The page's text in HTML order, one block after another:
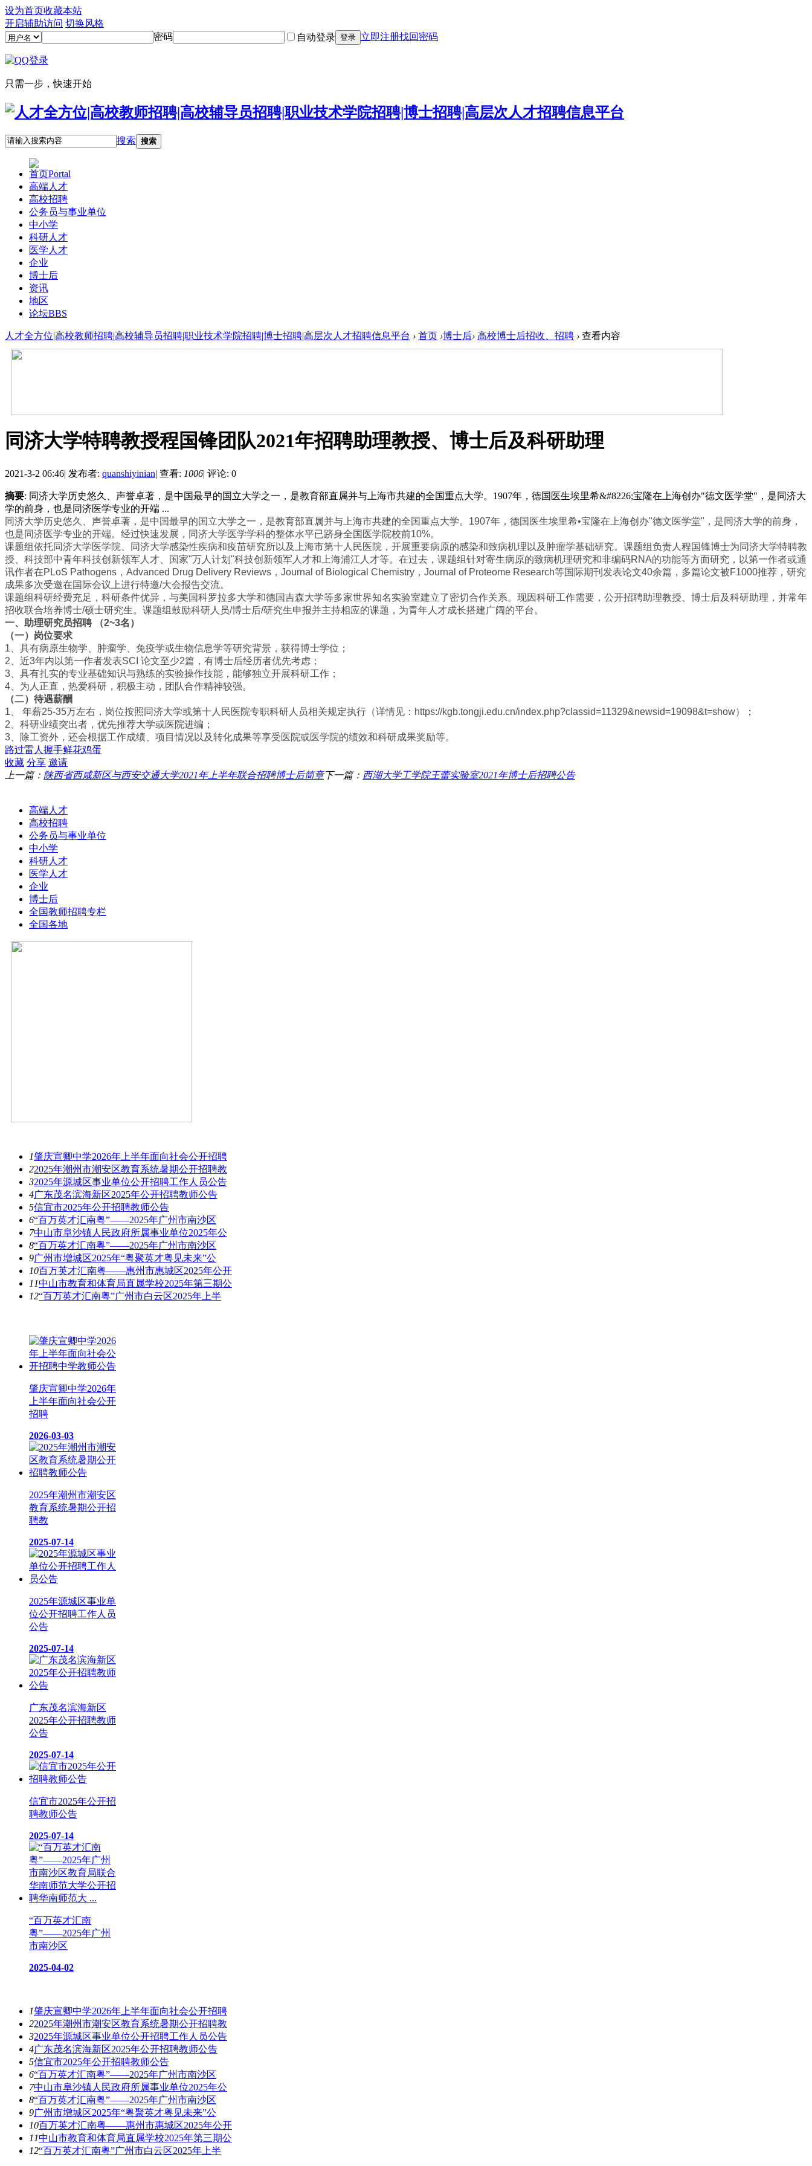
设为首页收藏本站
开启辅助访问 切换风格
密码
自动登录 登录 立即注册找回密码
只需一步，快速开始
搜索 搜索
首页Portal
高端人才
高校招聘
公务员与事业单位
中小学
科研人才
医学人才
企业
博士后
资讯
地区
论坛BBS
人才全方位|高校教师招聘|高校辅导员招聘|职业技术学院招聘|博士招聘|高层次人才招聘信息平台 › 首页 ›博士后› 高校博士后招收、招聘 › 查看内容
同济大学特聘教授程国锋团队2021年招聘助理教授、博士后及科研助理
2021-3-2 06:46| 发布者: quanshiyinian| 查看: 1006| 评论: 0
摘要: 同济大学历史悠久、声誉卓著，是中国最早的国立大学之一，是教育部直属并与上海市共建的全国重点大学。1907年，德国医生埃里希&#8226;宝隆在上海创办"德文医学堂"，是同济大
学的前身，也是同济医学专业的开端 ...
同济大学历史悠久、声誉卓著，是中国最早的国立大学之一，是教育部直属并与上海市共建的全国重点大学。 1907年，德国医生埃里希•宝隆在上海创办"德文医学堂" ，是同济大学的前身，
也是同济医学专业的开端。经过快速发展，同济大学医学学科的整体水平已跻身全国医学院校前10%。
课题组依托同济大学医学院、同济大学感染性疾病和疫苗研究所以及上海市第十人民医院，开展重要病原的感染和致病机理以及肿瘤学基础研究。课题组负责人程国锋博士为同济大学特聘教
授、科技部中青年科技创新领军人才、国家"万人计划 "科技创新领军人才和上海浦江人才等。在过去，课题组针对寄生病原的致病机理研究和非编码RNA的功能等方面研究，以第一作者或通
讯作者在PLoS Pathogens ， Advanced Drug Delivery Reviews ， Journal of Biological Chemistry ， Journal of Proteome Research等国际期刊发表论文40余篇，多篇论文被F1000推荐，研究
成果多次受邀在国际会议上进行特邀/大会报告交流。
课题组科研经费充足，科研条件优异，与美国科罗拉多大学和德国吉森大学等多家世界知名实验室建立了密切合作关系。现因科研工作需要，公开招聘助理教授、博士后及科研助理，并常年
招收联合培养博士/硕士研究生。课题组鼓励科研人员/博士后/研究生申报并主持相应的课题，为青年人才成长搭建广阔的平台。
一、助理研究员招聘
（2~3名）
（一）岗位要求
1 、具有病原生物学、肿瘤学、免疫学或生物信息学等研究背景，获得博士学位；
2 、近3年内以第一作者发表SCI 论文至少2篇，有博士后经历者优先考虑；
3 、具有扎实的专业基础知识与熟练的实验操作技能，能够独立开展科研工作；
4 、为人正直，热爱科研，积极主动，团队合作精神较强。
（二）待遇薪酬
1
年薪25-35万左右，岗位按照同济大学或第十人民医院专职科研人员相关规定执行（详情见： https://kgb.tongji.edu.cn/index.php?classid=11329&newsid=19098&t=show）；
2 、科研业绩突出者，优先推荐大学或医院进编；
3 、除工资外，还会根据工作成绩、项目情况以及转化成果等享受医院或医学院的绩效和科研成果奖励等。
路过雷人 握手鲜花鸡蛋
收藏 分享 邀请
上一篇： 陕西省西咸新区与西安交通大学2021年上半年联合招聘博士后简章下一篇： 西湖大学工学院王蕾实验室2021年博士后招聘公告
高端人才
高校招聘
公务员与事业单位
中小学
科研人才
医学人才
企业
博士后
全国教师招聘专栏
全国各地
1肇庆宣卿中学2026年上半年面向社会公开招聘
22025年潮州市潮安区教育系统暑期公开招聘教
32025年源城区事业单位公开招聘工作人员公告
4广东茂名滨海新区2025年公开招聘教师公告
5信宜市2025年公开招聘教师公告
6“百万英才汇南粤”——2025年广州市南沙区
7中山市阜沙镇人民政府所属事业单位2025年公
8“百万英才汇南粤”——2025年广州市南沙区
9广州市增城区2025年“粤聚英才粤见未来”公
10百万英才汇南粤——惠州市惠城区2025年公开
11中山市教育和体育局直属学校2025年第三期公
12“百万英才汇南粤”广州市白云区2025年上半
肇庆宣卿中学2026年
上半年面向社会公开
招聘
2026-03-03
2025年潮州市潮安区
教育系统暑期公开招
聘教
2025-07-14
2025年源城区事业单
位公开招聘工作人员
公告
2025-07-14
广东茂名滨海新区
2025年公开招聘教师
公告
2025-07-14
信宜市2025年公开招
聘教师公告
2025-07-14
“百万英才汇南
粤”——2025年广州
市南沙区
2025-04-02
1肇庆宣卿中学2026年上半年面向社会公开招聘
22025年潮州市潮安区教育系统暑期公开招聘教
32025年源城区事业单位公开招聘工作人员公告
4广东茂名滨海新区2025年公开招聘教师公告
5信宜市2025年公开招聘教师公告
6“百万英才汇南粤”——2025年广州市南沙区
7中山市阜沙镇人民政府所属事业单位2025年公
8“百万英才汇南粤”——2025年广州市南沙区
9广州市增城区2025年“粤聚英才粤见未来”公
10百万英才汇南粤——惠州市惠城区2025年公开
11中山市教育和体育局直属学校2025年第三期公
12“百万英才汇南粤”广州市白云区2025年上半